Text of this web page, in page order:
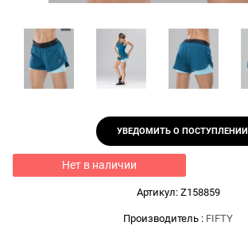
УВЕДОМИТЬ О ПОСТУПЛЕНИИ
Нет в наличии
Артикул: Z158859
Производитель : FIFTY